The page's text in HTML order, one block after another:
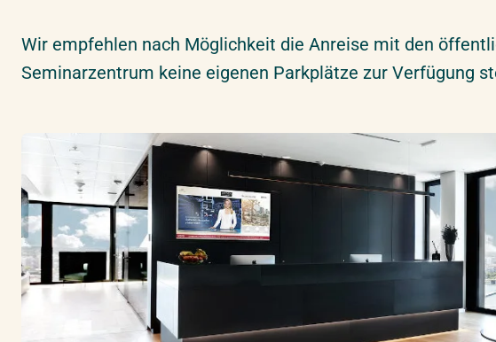
Wir empfehlen nach Möglichkeit die Anreise mit den
Seminarzentrum keine eigenen Parkplätze zur Verfügung